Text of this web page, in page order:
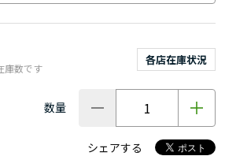
各店在庫状況
庫数です
数量
シェアする